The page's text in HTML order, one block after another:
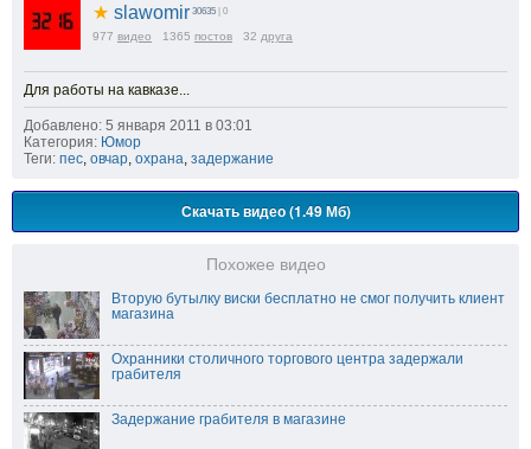
★ slawomir 30635 | 0
977 видео 1365 постов 32 друга
Для работы на кавказе...
Добавлено: 5 января 2011 в 03:01
Категория: Юмор
Теги: пес, овчар, охрана, задержание
Скачать видео (1.49 Мб)
Похожее видео
Вторую бутылку виски бесплатно не смог получить клиент
магазина
Охранники столичного торгового центра задержали
грабителя
Задержание грабителя в магазине